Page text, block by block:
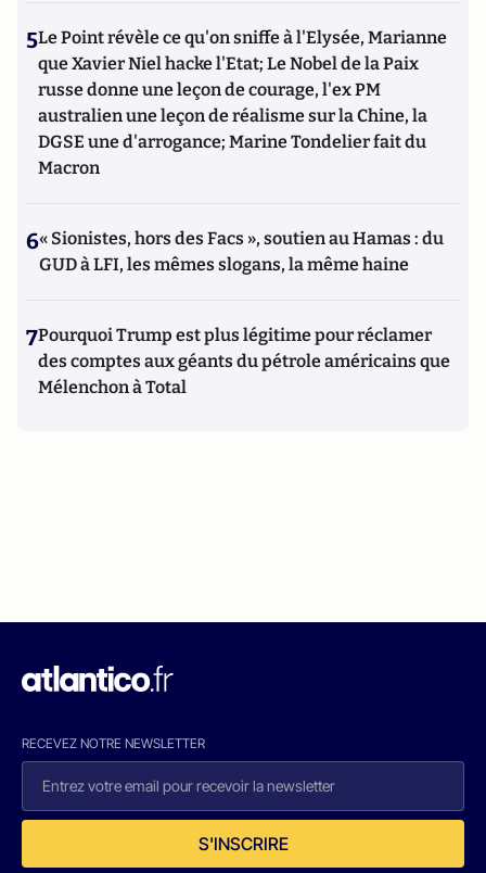
5Le Point révèle ce qu'on sniffe à l'Elysée, Marianne
que Xavier Niel hacke l'Etat; Le Nobel de la Paix
russe donne une leçon de courage, l'ex PM
australien une leçon de réalisme sur la Chine, la
DGSE une d'arrogance; Marine Tondelier fait du
Macron
6« Sionistes, hors des Facs », soutien au Hamas : du
GUD à LFI, les mêmes slogans, la même haine
7Pourquoi Trump est plus légitime pour réclamer
des comptes aux géants du pétrole américains que
Mélenchon à Total
RECEVEZ NOTRE NEWSLETTER
S'INSCRIRE